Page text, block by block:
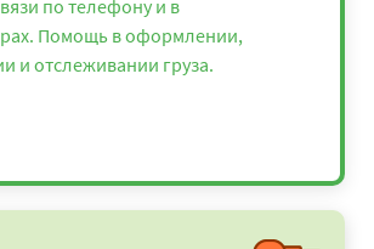
по телефону и в
Помощь в оформлении,
и отслеживании груза.